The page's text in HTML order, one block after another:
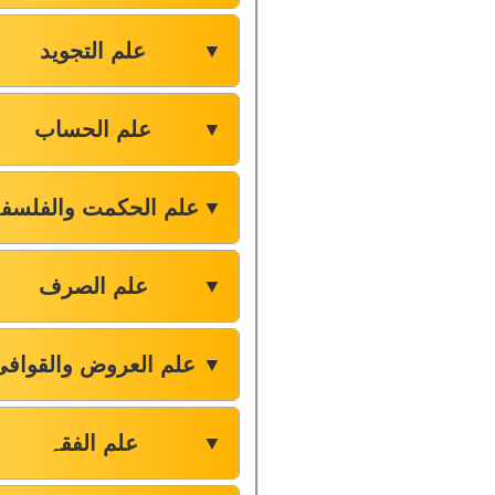
علم التجوید ▼
علم الحساب ▼
علم الحکمت ▼
علم الصرف ▼
علم العروض ▼
علم الفقہ ▼